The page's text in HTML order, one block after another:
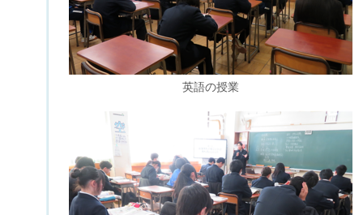
英語の授業